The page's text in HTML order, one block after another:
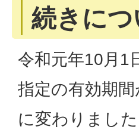
続きにつ
令和元年10月1
指定の有効期
に変わりまし